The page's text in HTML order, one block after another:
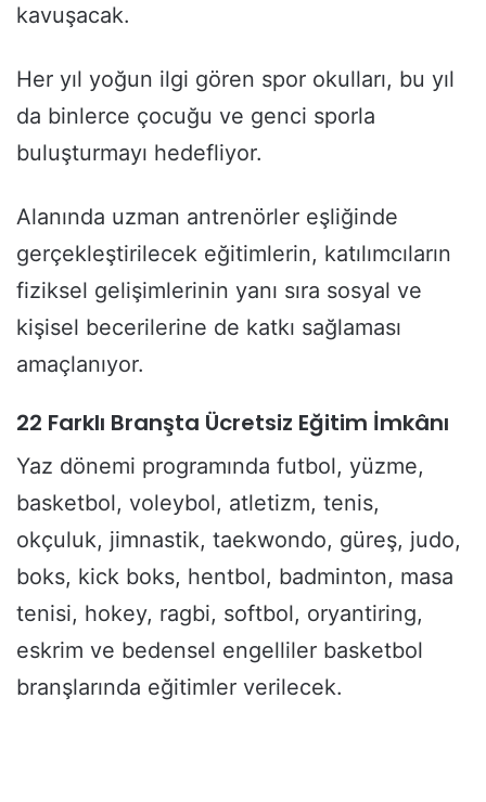
kavuşacak.
Her yıl yoğun ilgi gören spor okulları, bu yıl
da binlerce çocuğu ve genci sporla
buluşturmayı hedefliyor.
Alanında uzman antrenörler eşliğinde
gerçekleştirilecek eğitimlerin, katılımcıların
fiziksel gelişimlerinin yanı sıra sosyal ve
kişisel becerilerine de katkı sağlaması
amaçlanıyor.
22 Farklı Branşta Ücretsiz Eğitim İmkânı
Yaz dönemi programında futbol, yüzme,
basketbol, voleybol, atletizm, tenis,
okçuluk, jimnastik, taekwondo, güreş, judo,
boks, kick boks, hentbol, badminton, masa
tenisi, hokey, ragbi, softbol, oryantiring,
eskrim ve bedensel engelliler basketbol
branşlarında eğitimler verilecek.